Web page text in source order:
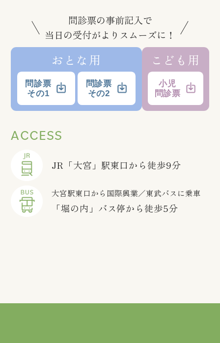
問診票の事前記入で
当日の受付がよりスムーズに！
おとな用
問診票
その1
問診票
その2
こども用
小児
問診票
ACCESS
JR「大宮」駅東口から徒歩9分
大宮駅東口から国際興業／東武バスに乗車
「堀の内」バス停から徒歩5分